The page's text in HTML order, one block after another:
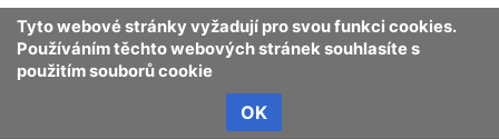
Tyto webové stránky vyžadují pro svou funkci cookies.
Používáním těchto webových stránek souhlasíte s
použitím souborů cookie
OK